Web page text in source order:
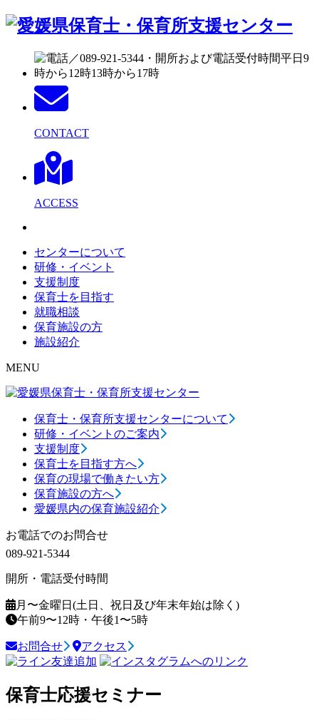
CONTACT
ACCESS
センターについて
研修・イベント
支援制度
保育士を目指す
就職相談
保育施設の方
施設紹介
MENU
保育士・保育所支援センターについて
研修・イベントのご案内
支援制度
保育士を目指す方へ
保育の現場で働きたい方
保育施設の方へ
愛媛県内の保育施設紹介
お電話でのお問合せ
089-921-5344
開所・電話受付時間
月〜金曜日(土日、祝日及び年末年始は除く)
午前9〜12時・午後1〜5時
お問合せ アクセス
保育士応援セミナー